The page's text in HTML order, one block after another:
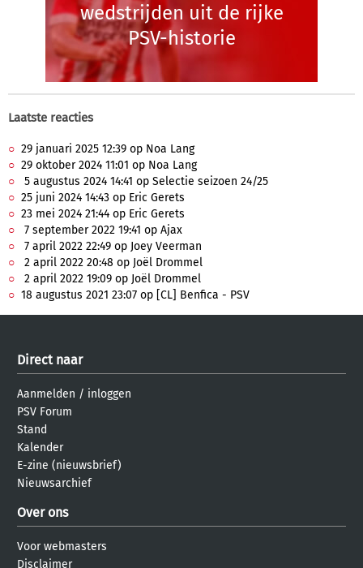
wedstrijden uit de rijke
PSV-historie
Laatste reacties
29 januari 2025 12:39 op Noa Lang
29 oktober 2024 11:01 op Noa Lang
5 augustus 2024 14:41 op Selectie seizoen 24/25
25 juni 2024 14:43 op Eric Gerets
23 mei 2024 21:44 op Eric Gerets
7 september 2022 19:41 op Ajax
7 april 2022 22:49 op Joey Veerman
2 april 2022 20:48 op Joël Drommel
2 april 2022 19:09 op Joël Drommel
18 augustus 2021 23:07 op [CL] Benfica - PSV
Direct naar
Aanmelden / inloggen
PSV Forum
Stand
Kalender
E-zine (nieuwsbrief)
Nieuwsarchief
Over ons
Voor webmasters
Disclaimer